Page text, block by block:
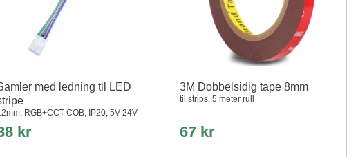
med ledning til LED
RGB+CCT COB, IP20, 5V-24V
kr
3M Dobbelsidig tape 8mm
til strips, 5 meter rull
67 kr